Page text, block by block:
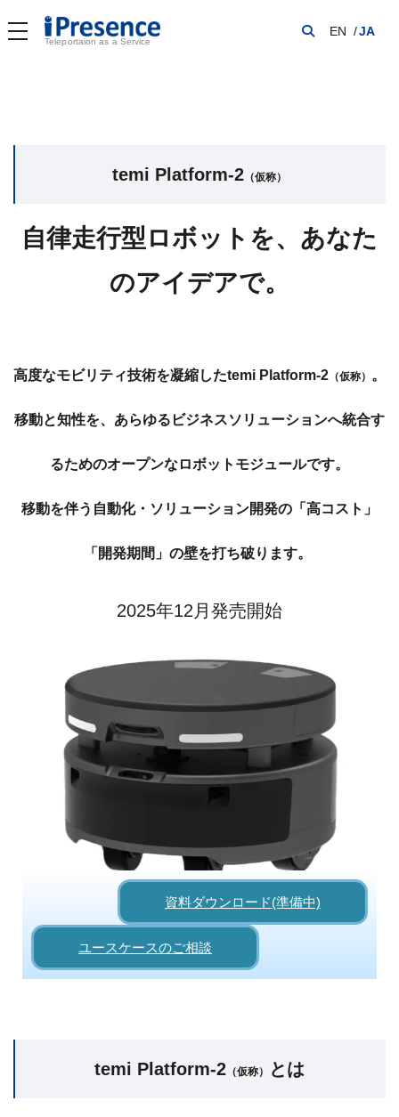
Teleportaion as a Service
EN JA
temi Platform-2 (仮称)
temi Platform-2 （仮称）
自律走行型ロボットを、あなた
のアイデアで。
高度なモビリティ技術を凝縮したtemi Platform-2 （仮称） 。
移動と知性を、あらゆるビジネスソリューションへ統合す
るためのオープンなロボットモジュールです。
移動を伴う自動化・ソリューション開発の「高コスト」
「開発期間」の壁を打ち破ります。
2025年12月発売開始
資料ダウンロード(準備中)
ユースケースのご相談
temi Platform-2 （仮称） とは